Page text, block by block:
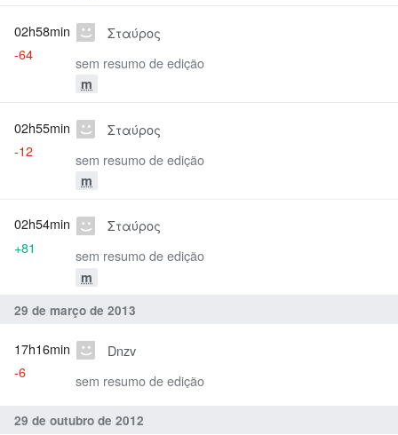
Σταύρος
sem resumo de edição
m
02h58min
-64
Σταύρος
sem resumo de edição
m
02h55min
-12
Σταύρος
sem resumo de edição
m
02h54min
+81
29 de março de 2013
Dnzv
sem resumo de edição
17h16min
-6
29 de outubro de 2012